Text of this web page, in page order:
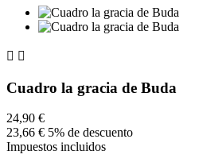
 
Cuadro la gracia de Buda
24,90 €
23,66 € 5% de descuento
Impuestos incluidos